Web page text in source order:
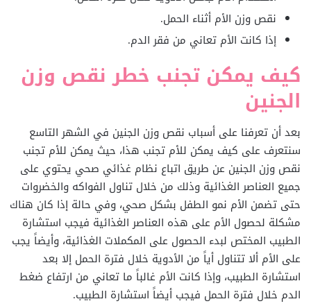
نقص وزن الأم أثناء الحمل.
إذا كانت الأم تعاني من فقر الدم.
كيف يمكن تجنب خطر نقص وزن
الجنين
بعد أن تعرفنا على أسباب نقص وزن الجنين في الشهر التاسع
سنتعرف على كيف يمكن للأم تجنب هذا، حيث يمكن للأم تجنب
نقص وزن الجنين عن طريق اتباع نظام غذائي صحي يحتوي على
جميع العناصر الغذائية وذلك من خلال تناول الفواكه والخضروات
حتى تضمن الأم نمو الطفل بشكل صحي، وفي حالة إذا كان هناك
مشكلة لحصول الأم على هذه العناصر الغذائية فيجب استشارة
الطبيب المختص لبدء الحصول على المكملات الغذائية، وأيضاً يجب
على الأم ألا تتناول أياً من الأدوية خلال فترة الحمل إلا بعد
استشارة الطبيب، وإذا كانت الأم غالباً ما تعاني من ارتفاع ضغط
الدم خلال فترة الحمل فيجب أيضاً استشارة الطبيب.